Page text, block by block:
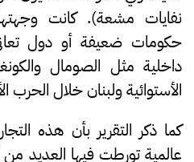
نفايات مشعة). كانت
حكومات ضعيفة أو دول
داخلية مثل الصومال
الأستوائية ولبنان خلال الحرب
كما ذكر التقرير بأن هذه
عالمية تورطت فيها العديد